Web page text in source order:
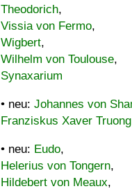
Theodorich,
Vissia von Fermo,
Wigbert,
Wilhelm von Toulouse,
Synaxarium
• neu: Johannes von
Franziskus Xaver
• neu: Eudo,
Helerius von Tongern,
Hildebert von Meaux,